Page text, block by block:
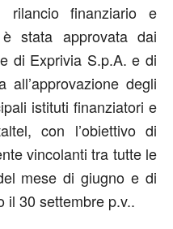
finanziario e
stata approvata dai
di Exprivia S.p.A. e di
degli
istituti finanziatori e
con l’obiettivo di
vincolanti tra tutte le
mese di giugno e di
il 30 settembre p.v..